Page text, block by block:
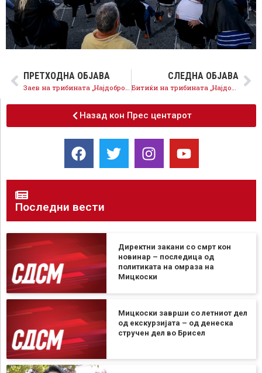
ПРЕТХОДНА ОБЈАВА
Заев на трибината „Најдоброто“: Во ВМРО-ДПМНЕ нема никаква промена, да бидеш против ЕУ и НАТО значи да си против својот народ и држава
СЛЕДНА ОБЈАВА
Битиќи на трибината „Најдоброто“: Стигмата „оваа и онаа страна на Вардар“ е минато, Скопје се развива подеднакво, СДСМ ја има најдобрата понуда
Назад кон Прес центарот
Последни вести
Директни закани со смрт кон
новинар – последица од
политиката на омраза на
Мицкоски
Мицкоски заврши со летниот дел
од екскурзијата – од денеска
стручен дел во Брисел